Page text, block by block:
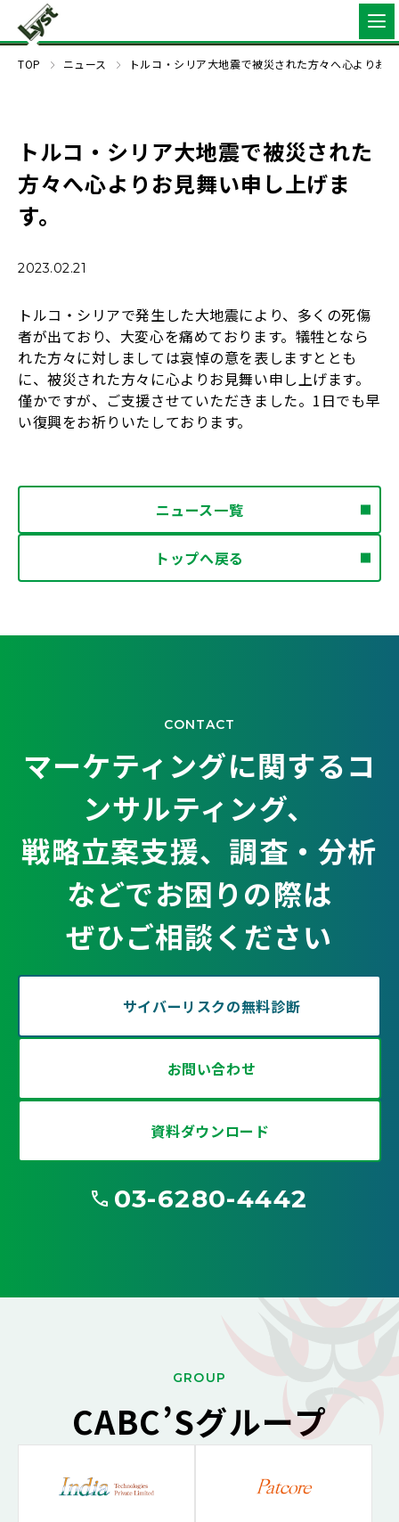
TOP ニュース トルコ・シリア大地震で被災された方々へ心よりお
トルコ・シリア大地震で被災された
方々へ心よりお見舞い申し上げま
す。
2023.02.21
トルコ・シリアで発生した大地震により、多くの死傷
者が出ており、大変心を痛めております。犠牲となら
れた方々に対しましては哀悼の意を表しますととも
に、被災された方々に心よりお見舞い申し上げます。
僅かですが、ご支援させていただきました。1日でも早
い復興をお祈りいたしております。
ニュース一覧
トップへ戻る
CONTACT
マーケティングに関するコ
ンサルティング、
戦略立案支援、調査・分析
などでお困りの際は
ぜひご相談ください
サイバーリスクの無料診断
お問い合わせ
資料ダウンロード
03-6280-4442
GROUP
CABC’Sグループ